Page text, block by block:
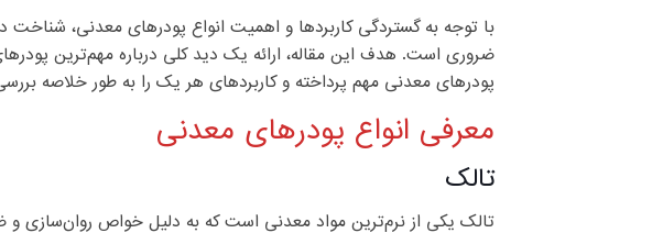
با توجه به گستردگی کاربردها و اهمیت انواع پودرهای معدنی،
ضروری است. هدف این مقاله، ارائه یک دید کلی درباره مهم‌ترین
پودرهای معدنی مهم پرداخته و کاربردهای هر یک را به طور خلاصه
معرفی انواع پودرهای معدنی
تالک
تالک یکی از نرم‌ترین مواد معدنی است که به دلیل خواص روان‌سازی و